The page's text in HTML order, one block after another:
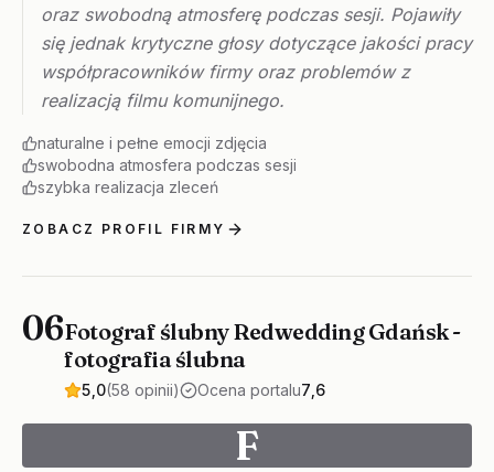
oraz swobodną atmosferę podczas sesji. Pojawiły
się jednak krytyczne głosy dotyczące jakości pracy
współpracowników firmy oraz problemów z
realizacją filmu komunijnego.
naturalne i pełne emocji zdjęcia
swobodna atmosfera podczas sesji
szybka realizacja zleceń
ZOBACZ PROFIL FIRMY
06Fotograf ślubny Redwedding Gdańsk -
fotografia ślubna
5,0(58 opinii) Ocena portalu7,6
F